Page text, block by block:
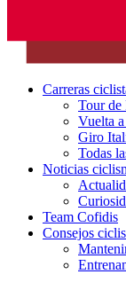
Carreras
Tour de
Vuelta
Giro
Todas
Noticias
Team Cofidis
Consejos